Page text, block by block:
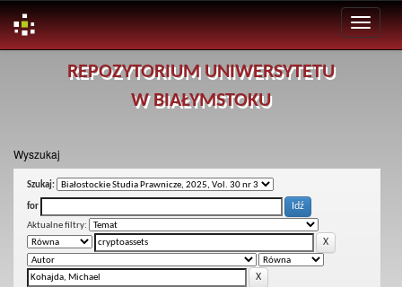
REPOZYTORIUM UNIWERSYTETU
W BIAŁYMSTOKU
Wyszukaj
Szukaj:
for
Aktualne filtry: